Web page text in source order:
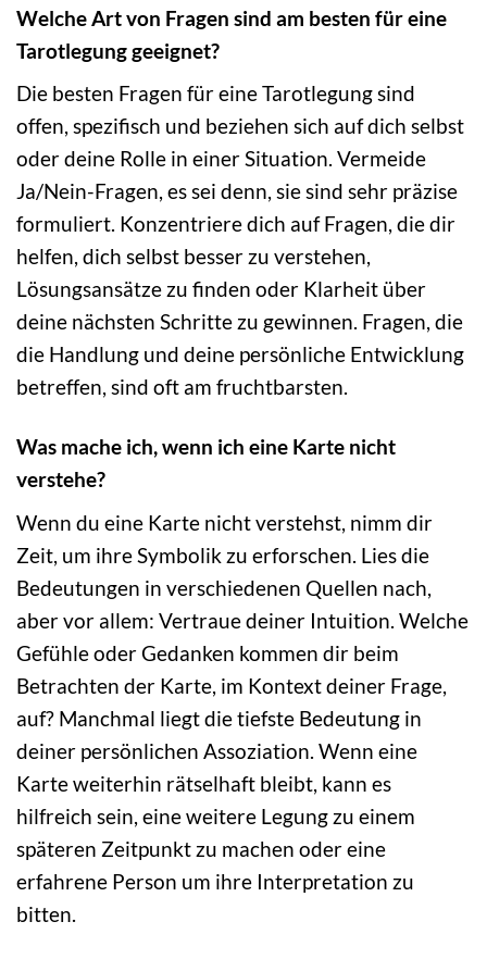
Welche Art von Fragen sind am besten für eine
Tarotlegung geeignet?
Die besten Fragen für eine Tarotlegung sind
offen, spezifisch und beziehen sich auf dich selbst
oder deine Rolle in einer Situation. Vermeide
Ja/Nein-Fragen, es sei denn, sie sind sehr präzise
formuliert. Konzentriere dich auf Fragen, die dir
helfen, dich selbst besser zu verstehen,
Lösungsansätze zu finden oder Klarheit über
deine nächsten Schritte zu gewinnen. Fragen, die
die Handlung und deine persönliche Entwicklung
betreffen, sind oft am fruchtbarsten.
Was mache ich, wenn ich eine Karte nicht
verstehe?
Wenn du eine Karte nicht verstehst, nimm dir
Zeit, um ihre Symbolik zu erforschen. Lies die
Bedeutungen in verschiedenen Quellen nach,
aber vor allem: Vertraue deiner Intuition. Welche
Gefühle oder Gedanken kommen dir beim
Betrachten der Karte, im Kontext deiner Frage,
auf? Manchmal liegt die tiefste Bedeutung in
deiner persönlichen Assoziation. Wenn eine
Karte weiterhin rätselhaft bleibt, kann es
hilfreich sein, eine weitere Legung zu einem
späteren Zeitpunkt zu machen oder eine
erfahrene Person um ihre Interpretation zu
bitten.